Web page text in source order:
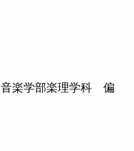
音楽学部楽理学科 偏